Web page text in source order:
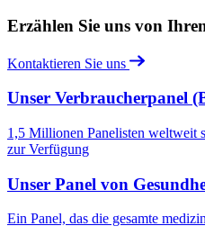
Erzählen Sie uns von
Kontaktieren Sie uns
Unser Verbraucherpanel
1,5 Millionen Panelisten weltweit
zur Verfügung
Unser Panel von
Ein Panel, das die gesamte